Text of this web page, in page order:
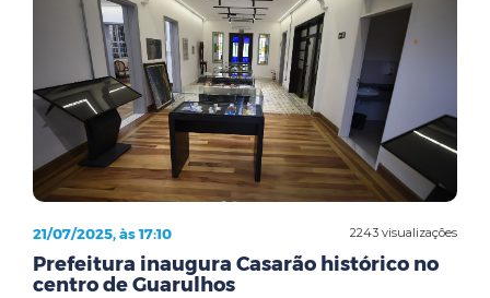
2243 visualizações
21/07/2025, às 17:10
Prefeitura inaugura Casarão histórico no
centro de Guarulhos